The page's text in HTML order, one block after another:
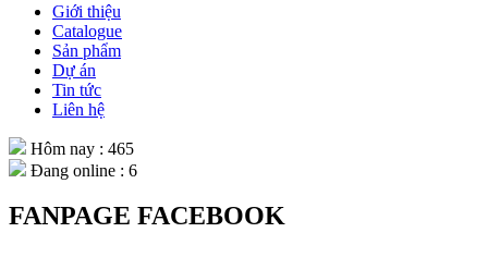
Giới thiệu
Catalogue
Sản phẩm
Dự án
Tin tức
Liên hệ
Hôm nay : 465
Đang online : 6
FANPAGE FACEBOOK